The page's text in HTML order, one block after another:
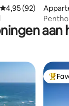
Gemiddelde
4,95 (92)
re
aan